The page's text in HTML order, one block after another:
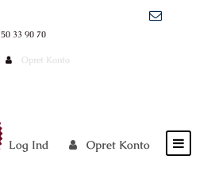
50 33 90 70
Opret Konto
Log Ind Opret Konto